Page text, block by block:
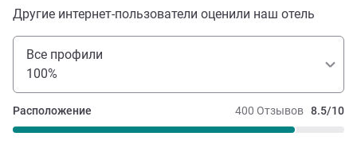
Другие интернет-пользователи оценили наш отель
Все профили
100%
400 Отзывов 8.5/10
Расположение